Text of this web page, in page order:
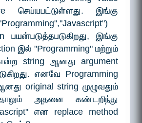
செய்யபட்டுள்ளது. இங்கு
பயன்படுத்தபடுகிறது, இங்கு
இல் "Programming" மற்றும்
string ஆனது argument
எனவே Programming
original string முழுவதும்
அதனை கண்டறிந்து
என replace method